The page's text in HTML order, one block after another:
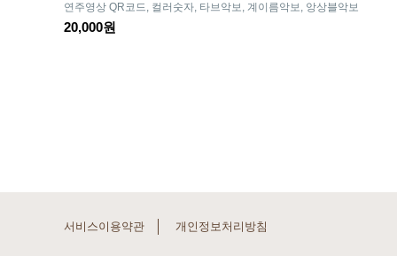
연주영상 QR코드, 컬러숫자, 타브악보, 계이름악보, 앙상블악보
20,000원
서비스이용약관 개인정보처리방침